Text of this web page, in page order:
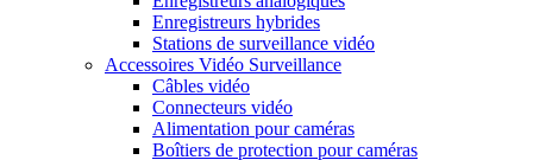
Enregistreurs hybrides
Stations de surveillance vidéo
Accessoires Vidéo Surveillance
Câbles vidéo
Connecteurs vidéo
Alimentation pour caméras
Boîtiers de protection pour caméras